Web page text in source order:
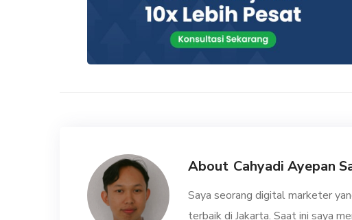
About Cahyadi Ayepan
Saya seorang digital marketer
terbaik di Jakarta. Saat ini saya